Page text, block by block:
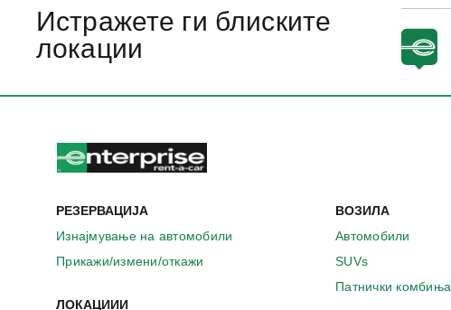
Истражете ги блиските
локации
РЕЗЕРВАЦИЈА
Изнајмување на автомобили
Прикажи/измени/откажи
ЛОКАЦИИИ
ВОЗИЛА
Автомобили
SUVs
Патнички комбиња